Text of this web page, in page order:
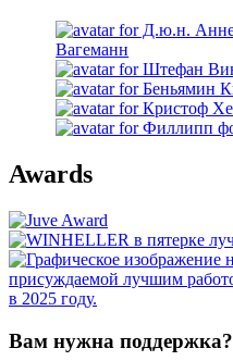
Вагеманн
Awards
Вам нужна поддержка?